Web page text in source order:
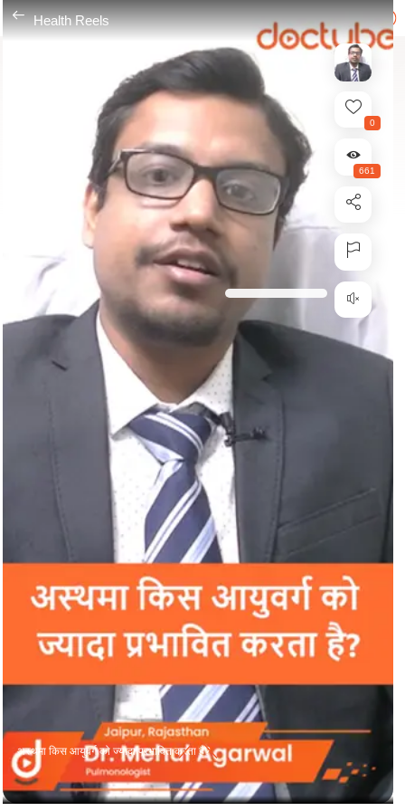
---
Health Reels
अस्थमा किस आयुवर्ग को ज्यादा प्रभावित करता है?
0
661